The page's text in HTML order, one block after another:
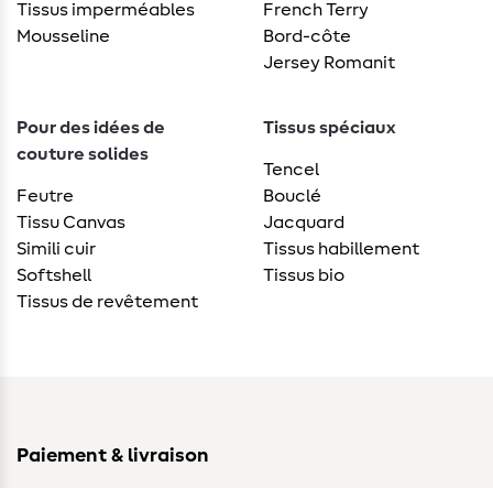
Tissus imperméables
Mousseline
French Terry
Bord-côte
Jersey Romanit
Pour des idées de
couture solides
Feutre
Tissu Canvas
Simili cuir
Softshell
Tissus de revêtement
Tissus spéciaux
Tencel
Bouclé
Jacquard
Tissus habillement
Tissus bio
Paiement & livraison